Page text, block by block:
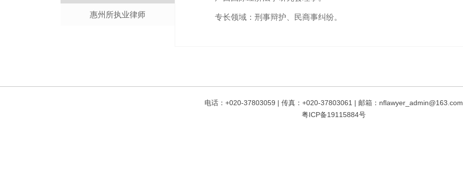
惠州所执业律师 专长领域：刑事辩护、民商事纠纷。
电话：+020-37803059 | 传真：+020-37803061 | 邮箱：nflawyer_admin@163.com
粤ICP备19115884号